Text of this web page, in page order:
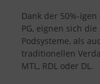
Dank der 50%-
PG, eignen sich
Podsysteme, als
traditionellen
MTL, RDL oder DL.